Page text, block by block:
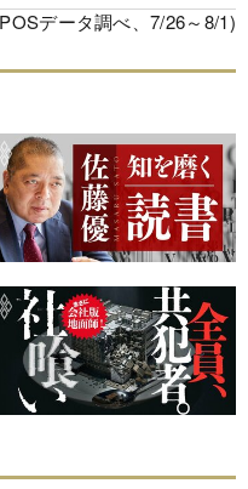
データ調べ、7/26～8/1)